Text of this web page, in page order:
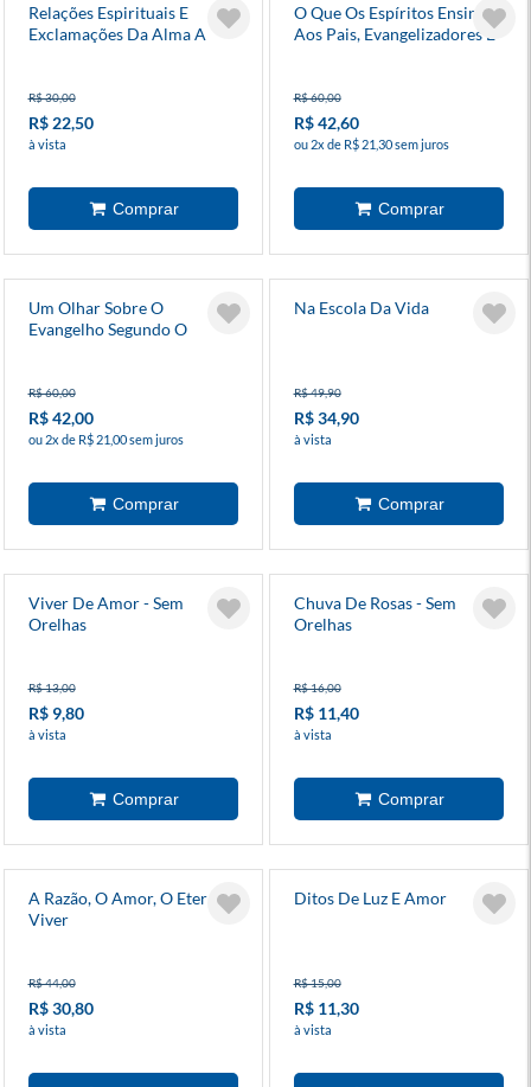
Relações Espirituais E
Exclamações Da Alma A
R$ 30,00
R$ 22,50
à vista
O Que Os Espíritos Ensinam
Aos Pais, Evangelizadores E
R$ 60,00
R$ 42,60
ou 2x de R$ 21,30 sem juros
Um Olhar Sobre O
Evangelho Segundo O
R$ 60,00
R$ 42,00
ou 2x de R$ 21,00 sem juros
Na Escola Da Vida
R$ 49,90
R$ 34,90
à vista
Viver De Amor - Sem
Orelhas
R$ 13,00
R$ 9,80
à vista
Chuva De Rosas - Sem
Orelhas
R$ 16,00
R$ 11,40
à vista
A Razão, O Amor, O Eterno
Viver
R$ 44,00
R$ 30,80
à vista
Ditos De Luz E Amor
R$ 15,00
R$ 11,30
à vista